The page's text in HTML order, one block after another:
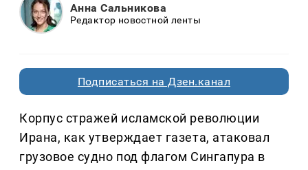
Анна Сальникова
Редактор новостной ленты
Подписаться на Дзен.канал
Корпус стражей исламской революции
Ирана, как утверждает газета, атаковал
грузовое судно под флагом Сингапура в